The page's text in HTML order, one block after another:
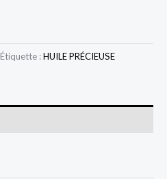
Étiquette :HUILE PRÉCIEUSE